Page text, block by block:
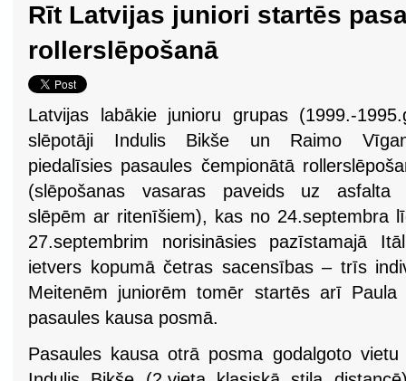
Rīt Latvijas juniori startēs
rollerslēpošanā
Latvijas labākie junioru grupas (1999.-
slēpotāji Indulis Bikše un Raimo
piedalīsies pasaules čempionātā
(slēpošanas vasaras paveids uz asfalta
slēpēm ar ritenīšiem), kas no 24.septembra
27.septembrim norisināsies pazīstamajā
ietvers kopumā četras sacensības – trīs
Meitenēm juniorēm tomēr startēs arī
pasaules kausa posmā.
Pasaules kausa otrā posma godalgoto vietu